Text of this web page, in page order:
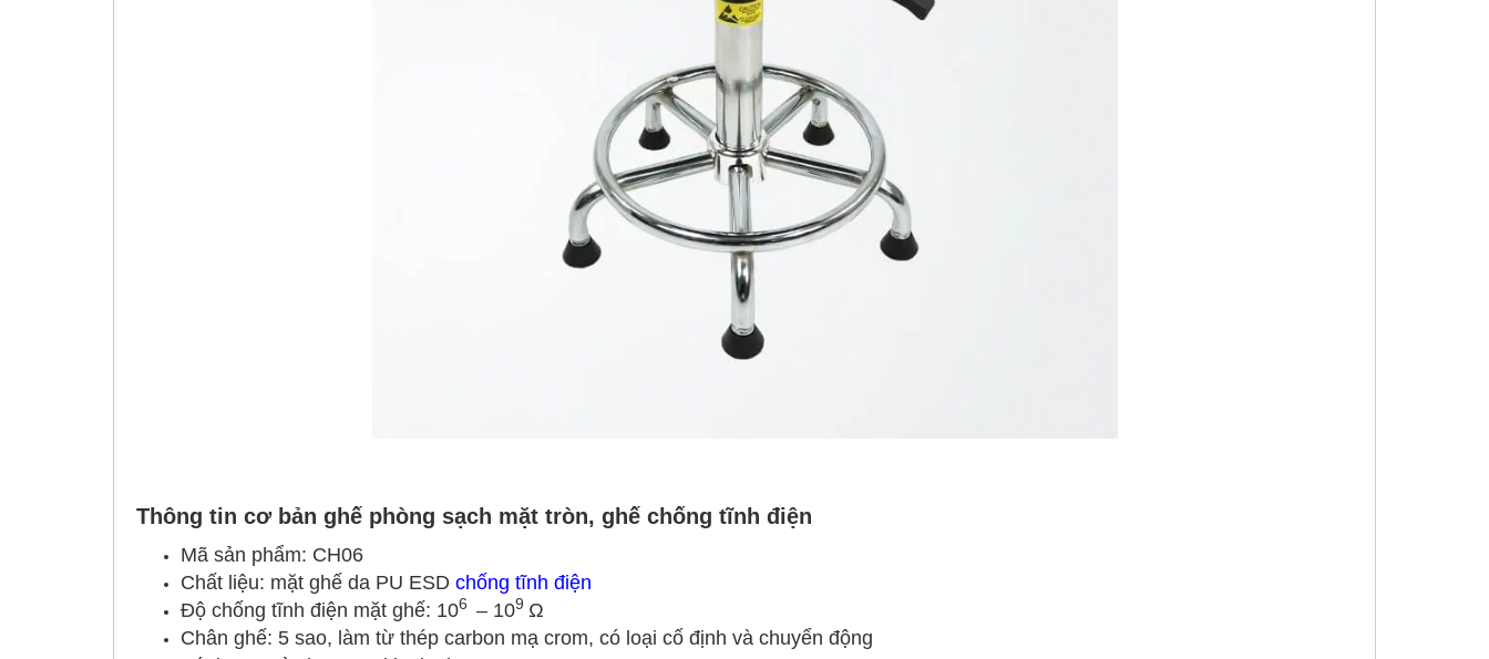
Thông tin cơ bản ghế phòng sạch mặt tròn, ghế chống tĩnh điện
Mã sản phẩm: CH06
Chất liệu: mặt ghế da PU ESD chống tĩnh điện
Độ chống tĩnh điện mặt ghế: 106 – 109 Ω
Chân ghế: 5 sao, làm từ thép carbon mạ crom, có loại cố định và chuyển động